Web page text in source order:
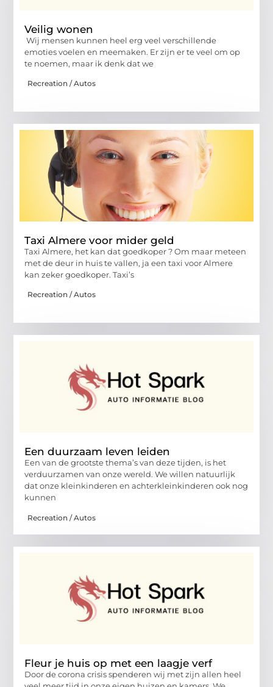
Veilig wonen
Wij mensen kunnen heel erg veel verschillende
emoties voelen en meemaken. Er zijn er te veel om op
te noemen, maar ik denk dat we
Recreation / Autos
Taxi Almere voor mider geld
Taxi Almere, het kan dat goedkoper ? Om maar meteen
met de deur in huis te vallen, ja een taxi voor Almere
kan zeker goedkoper. Taxi’s
Recreation / Autos
Een duurzaam leven leiden
Een van de grootste thema’s van deze tijden, is het
verduurzamen van onze wereld. We willen natuurlijk
dat onze kleinkinderen en achterkleinkinderen ook nog
kunnen
Recreation / Autos
Fleur je huis op met een laagje verf
Door de corona crisis spenderen wij met zijn allen heel